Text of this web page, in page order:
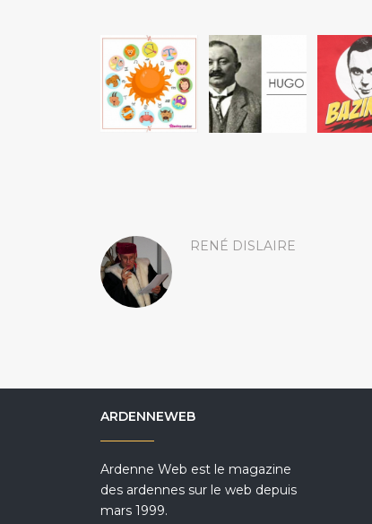
RENÉ DISLAIRE
ARDENNEWEB
Ardenne Web est le magazine
des ardennes sur le web depuis
mars 1999.